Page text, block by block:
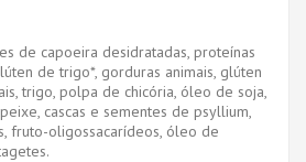
de capoeira desidratadas, proteínas
de trigo*, gorduras animais, glúten
trigo, polpa de chicória, óleo de soja,
cascas e sementes de psyllium,
fruto-oligossacarídeos, óleo de